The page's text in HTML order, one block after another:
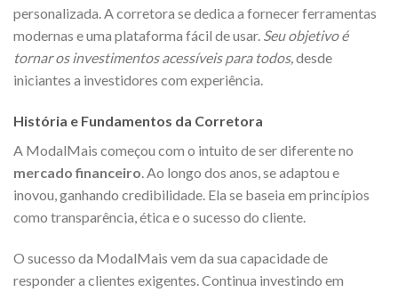
personalizada. A corretora se dedica a fornecer ferramentas
modernas e uma plataforma fácil de usar. Seu objetivo é
tornar os investimentos acessíveis para todos,desde
iniciantes a investidores com experiência.
História e Fundamentos da Corretora
A ModalMais começou com o intuito de ser diferente no
mercado financeiro . Ao longo dos anos, se adaptou e
inovou, ganhando credibilidade. Ela se baseia em princípios
como transparência, ética e o sucesso do cliente.
O sucesso da ModalMais vem da sua capacidade de
responder a clientes exigentes. Continua investindo em